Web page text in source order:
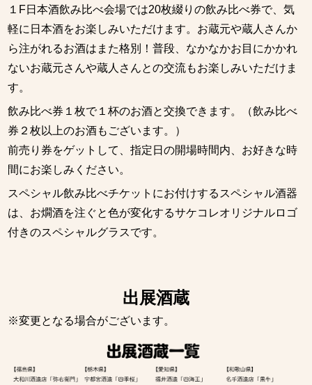
１F日本酒飲み比べ会場では20枚綴りの飲み比べ券で、気
軽に日本酒をお楽しみいただけます。お蔵元や蔵人さんか
ら注がれるお酒はまた格別！普段、なかなかお目にかかれ
ないお蔵元さんや蔵人さんとの交流もお楽しみいただけま
す。
飲み比べ券１枚で１杯のお酒と交換できます。（飲み比べ
券２枚以上のお酒もございます。）
前売り券をゲットして、指定日の開場時間内、お好きな時
間にお楽しみください。
スペシャル飲み比べチケットにお付けするスペシャル酒器
は、お燗酒を注ぐと色が変化するサケコレオリジナルロゴ
付きのスペシャルグラスです。
出展酒蔵
※変更となる場合がございます。